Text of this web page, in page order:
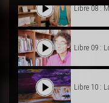
Libre 08 :
Libre 09 :
Libre 10 :